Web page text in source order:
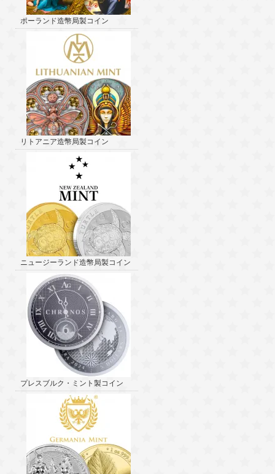
ポーランド造幣局製コイン
リトアニア造幣局製コイン
ニュージーランド造幣局製コイン
プレスブルク・ミント製コイン